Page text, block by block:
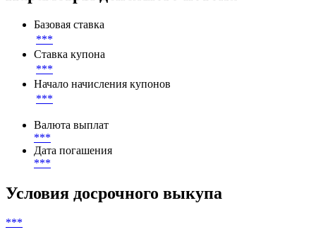
Параметры денежного потока
Базовая ставка
***
Ставка купона
Начало начисления купонов
***
Дата погашения